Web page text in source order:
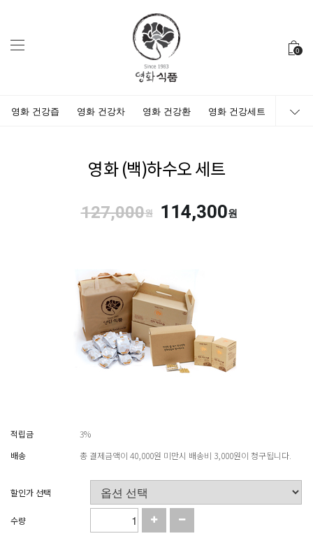
0
영화 건강즙 영화 건강차 영화 건강환 영화 건강세트
영화 (백)하수오 세트
127,000원 114,300원
적립금
3%
배송
총 결제금액이 40,000원 미만시 배송비 3,000원이 청구됩니다.
할인가 선택
수량